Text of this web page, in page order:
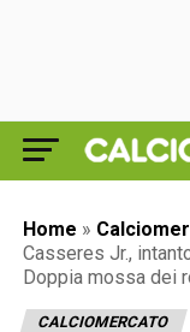
Home »
Casseres Jr.,
Doppia mossa dei
CALCIOMERCATO